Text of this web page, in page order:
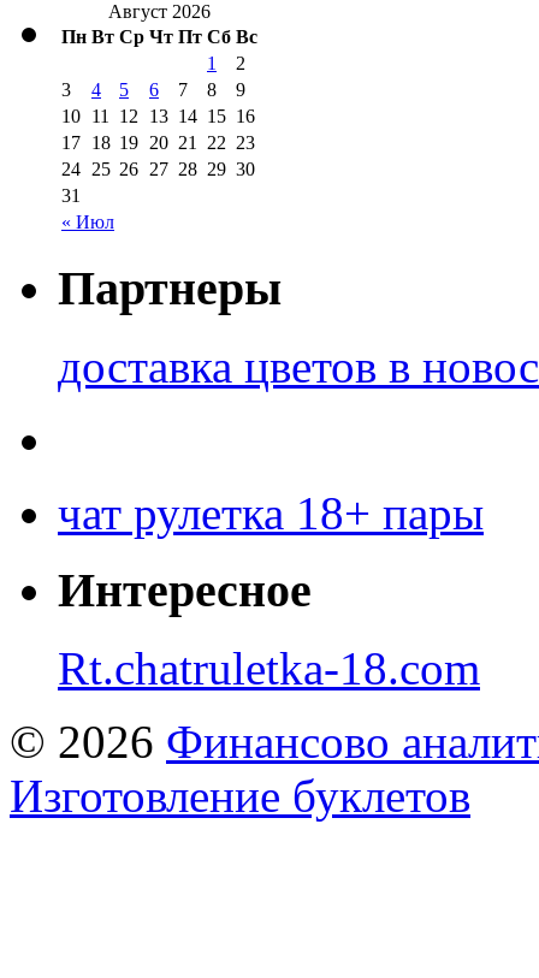
Август 2026
Пн Вт Ср Чт Пт Сб Вс
« Июл
1
2
3
4 5 6 7 8
9
10 11 12 13 14 15 16
17 18 19 20 21 22 23
24 25 26 27 28 29 30
31
Партнеры
доставка цветов в
чат рулетка 18+ пары
Интересное
Rt.chatruletka-18.com
© 2026 Финансово
Изготовление буклетов